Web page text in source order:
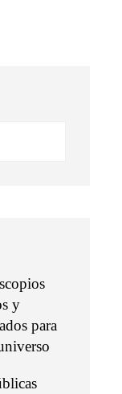
y
para